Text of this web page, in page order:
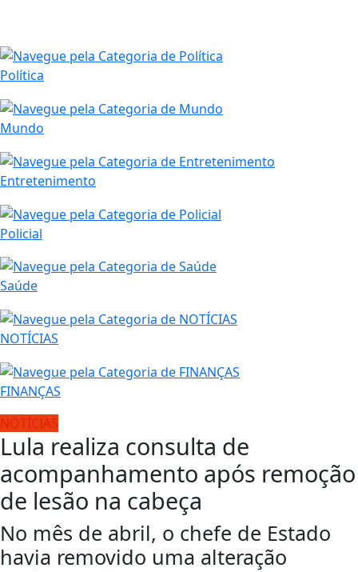
Política
Mundo
Entretenimento
Policial
Saúde
NOTÍCIAS
FINANÇAS
NOTÍCIAS
Lula realiza consulta de
acompanhamento após remoção
de lesão na cabeça
No mês de abril, o chefe de Estado
havia removido uma alteração